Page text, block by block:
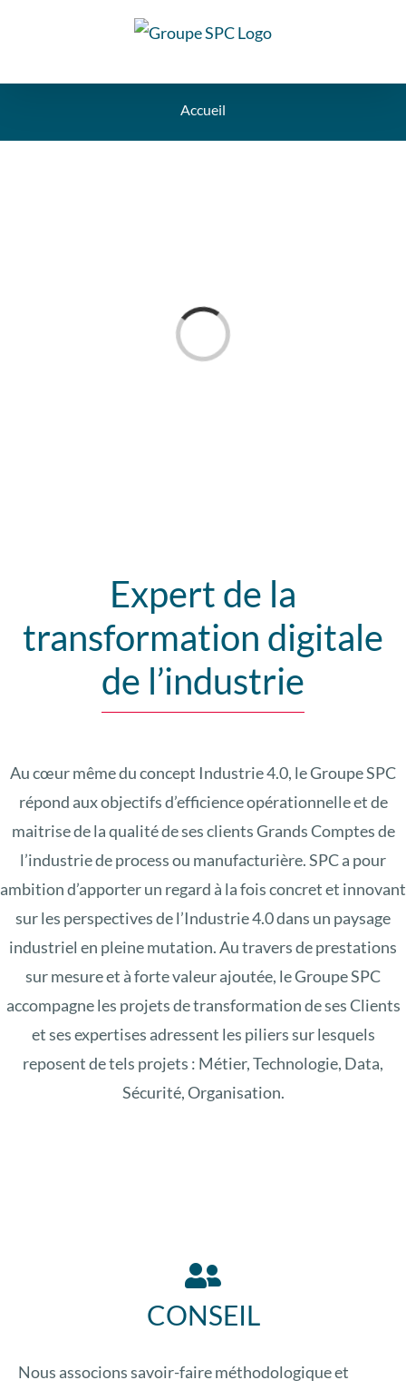
Accueil
Loading...
Expert de la
transformation digitale
de l’industrie
Au cœur même du concept Industrie 4.0, le Groupe SPC
répond aux objectifs d’efficience opérationnelle et de
maitrise de la qualité de ses clients Grands Comptes de
l’industrie de process ou manufacturière. SPC a pour
ambition d’apporter un regard à la fois concret et innovant
sur les perspectives de l’Industrie 4.0 dans un paysage
industriel en pleine mutation. Au travers de prestations
sur mesure et à forte valeur ajoutée, le Groupe SPC
accompagne les projets de transformation de ses Clients
et ses expertises adressent les piliers sur lesquels
reposent de tels projets : Métier, Technologie, Data,
Sécurité, Organisation.
CONSEIL
Nous associons savoir-faire méthodologique et